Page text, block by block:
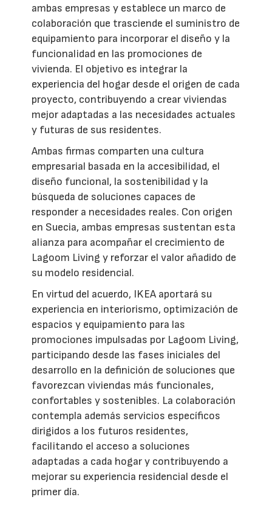
ambas empresas y establece un marco de
colaboración que trasciende el suministro de
equipamiento para incorporar el diseño y la
funcionalidad en las promociones de
vivienda. El objetivo es integrar la
experiencia del hogar desde el origen de cada
proyecto, contribuyendo a crear viviendas
mejor adaptadas a las necesidades actuales
y futuras de sus residentes.
Ambas firmas comparten una cultura
empresarial basada en la accesibilidad, el
diseño funcional, la sostenibilidad y la
búsqueda de soluciones capaces de
responder a necesidades reales. Con origen
en Suecia, ambas empresas sustentan esta
alianza para acompañar el crecimiento de
Lagoom Living y reforzar el valor añadido de
su modelo residencial.
En virtud del acuerdo, IKEA aportará su
experiencia en interiorismo, optimización de
espacios y equipamiento para las
promociones impulsadas por Lagoom Living,
participando desde las fases iniciales del
desarrollo en la definición de soluciones que
favorezcan viviendas más funcionales,
confortables y sostenibles. La colaboración
contempla además servicios específicos
dirigidos a los futuros residentes,
facilitando el acceso a soluciones
adaptadas a cada hogar y contribuyendo a
mejorar su experiencia residencial desde el
primer día.